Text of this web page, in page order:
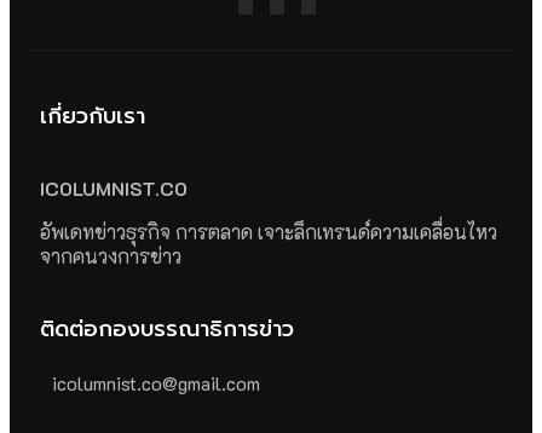
เกี่ยวกับเรา
ICOLUMNIST.CO
อัพเดทข่าวธุรกิจ การตลาด เจาะลึกเทรนด์ความเคลื่อนไหว
จากคนวงการข่าว
ติดต่อกองบรรณาธิการข่าว
icolumnist.co@gmail.com